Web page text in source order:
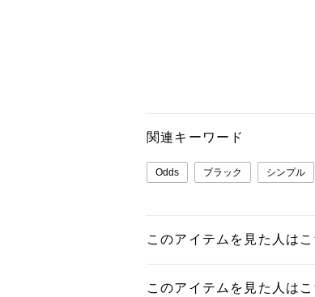
関連キーワード
Odds ブラック シンプル
このアイテムを見た人は
このアイテムを見た人は